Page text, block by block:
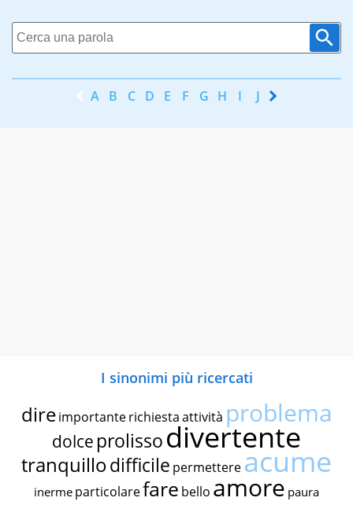
A B C D E F G H I J K
I sinonimi più ricercati
dire importante richiestaattività problema
dolce prolissodivertente
tranquillodifficile permettereacume
inerme particolarefare bello amore paura